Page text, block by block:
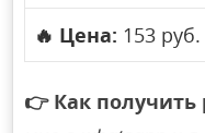
🔥 Цена: 153 руб.
👉 Как получить